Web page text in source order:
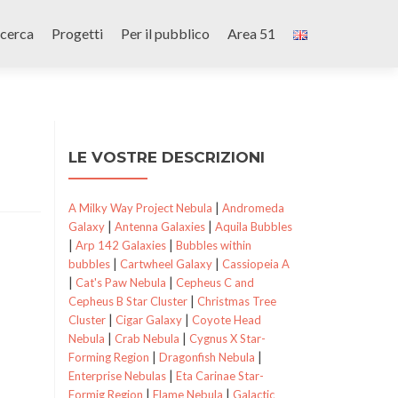
Progetti Per il pubblico Area 51
LE VOSTRE DESCRIZIONI
A Milky Way Project Nebula | Andromeda
Galaxy | Antenna Galaxies | Aquila Bubbles
| Arp 142 Galaxies | Bubbles within
bubbles | Cartwheel Galaxy | Cassiopeia A
| Cat's Paw Nebula | Cepheus C and
Cepheus B Star Cluster | Christmas Tree
Cluster | Cigar Galaxy | Coyote Head
Nebula | Crab Nebula | Cygnus X Star-
Forming Region | Dragonfish Nebula |
Enterprise Nebulas | Eta Carinae Star-
Formig Region | Flame Nebula | Galactic